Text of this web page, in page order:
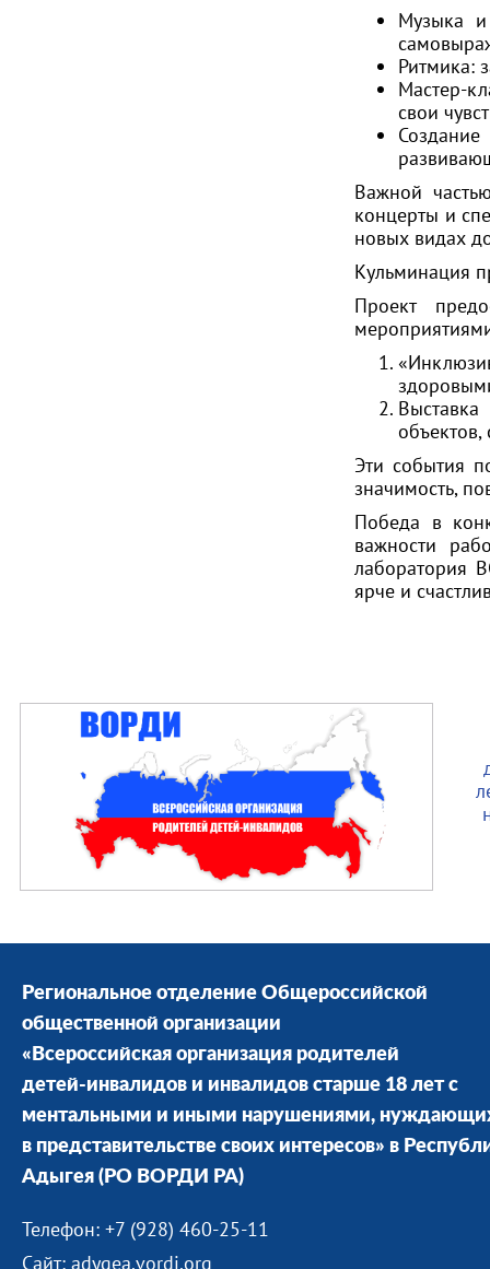
Музыка и
Ритмика:
Мастер-
свои
Важной
концерты и
новых видах
Кульминация
Проект
Эти события
значимость,
Победа в
важности
лаборатория
ярче и
Региональное отделение Общероссийской
общественной организации
«Всероссийская организация родителей
детей-инвалидов и инвалидов старше 18 лет с
ментальными и иными нарушениями,
в представительстве своих интересов» в
Адыгея (РО ВОРДИ РА)
Телефон: +7 (928) 460-25-11
Сайт: adygea.vordi.org